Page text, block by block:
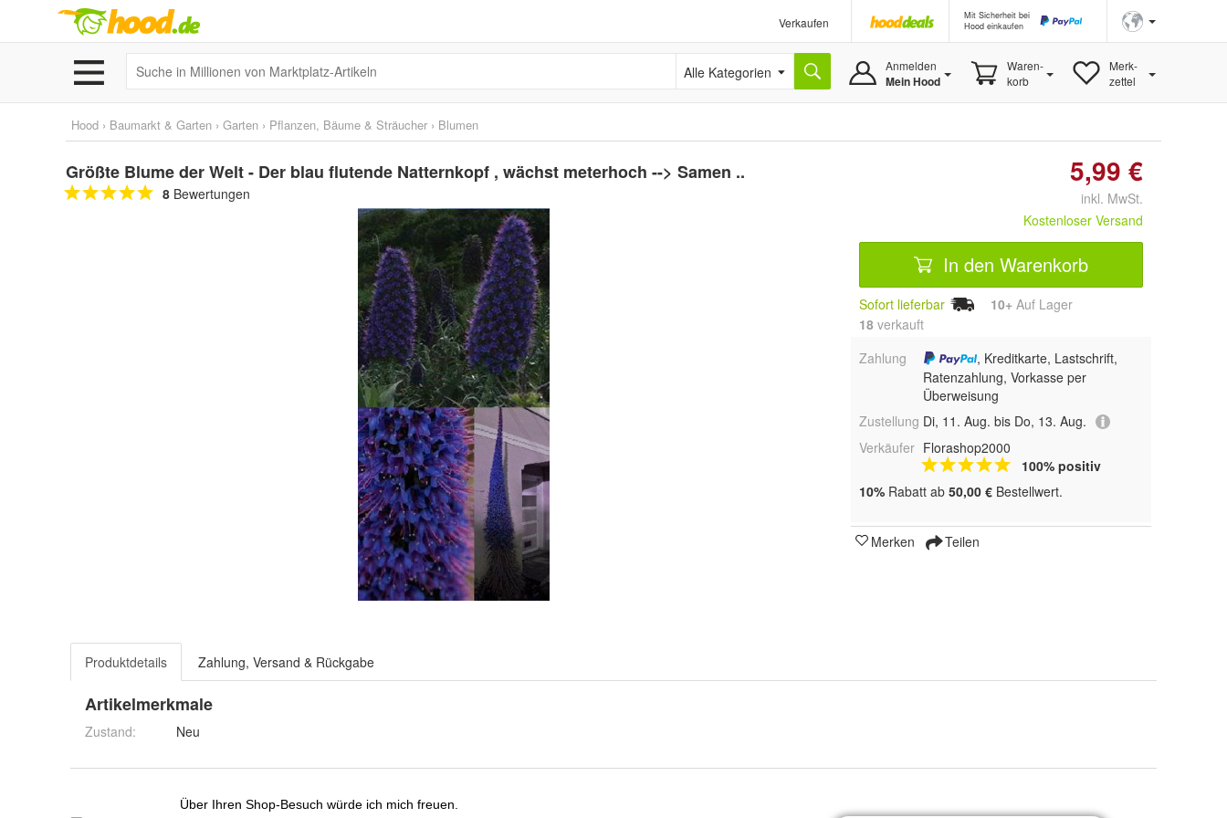
Verkaufen
Mit Sicherheit bei
Hood einkaufen
Alle Kategorien Anmelden
Mein Hood
Waren-
korb
Merk-
zettel
Hood › Baumarkt & Garten › Garten › Pflanzen, Bäume & Sträucher › Blumen
Größte Blume der Welt - Der blau flutende Natternkopf , wächst meterhoch --> Samen ..
8 Bewertungen
5,99 €
inkl. MwSt.
Kostenloser Versand
In den Warenkorb
Sofort lieferbar 10+ Auf Lager
18 verkauft
Zahlung
, Kreditkarte, Lastschrift,
Ratenzahlung, Vorkasse per
Überweisung
Zustellung Di, 11. Aug. bis Do, 13. Aug.
Verkäufer Florashop2000
100% positiv
10% Rabatt ab 50,00 € Bestellwert.
Merken Teilen
Produktdetails Zahlung, Versand & Rückgabe
Artikelmerkmale
Zustand: Neu